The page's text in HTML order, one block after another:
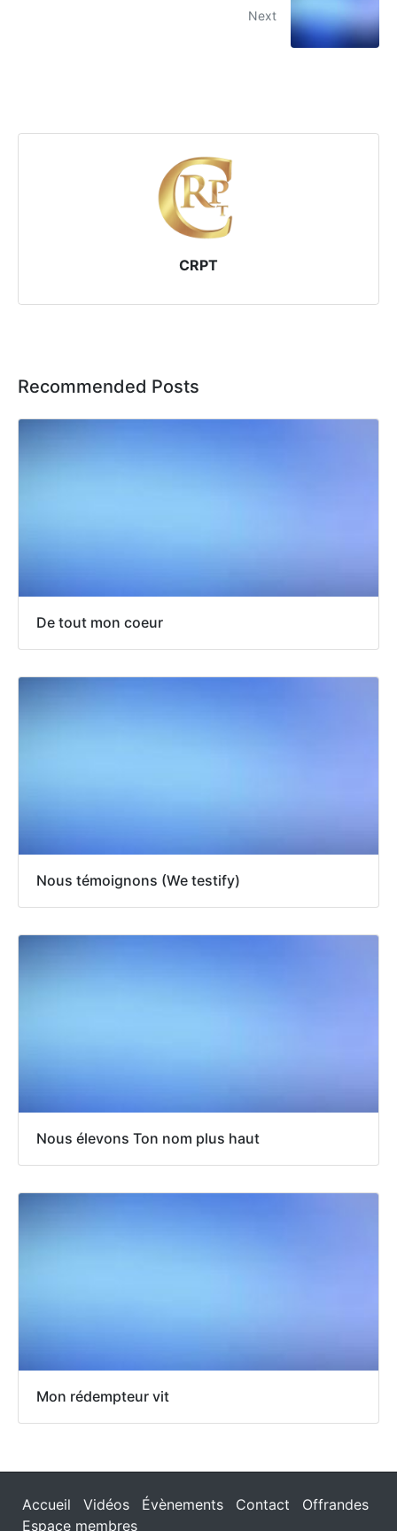
Next
CRPT
Recommended Posts
De tout mon coeur
Nous témoignons (We testify)
Nous élevons Ton nom plus haut
Mon rédempteur vit
Accueil Vidéos Évènements Contact
Offrandes
Espace membres